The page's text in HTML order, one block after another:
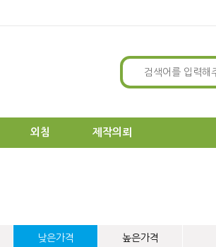
외침 제작의뢰
낮은가격 높은가격